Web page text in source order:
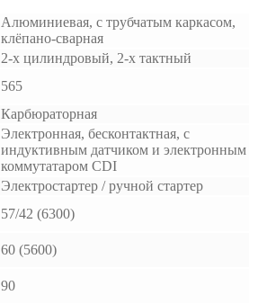
Алюминиевая, с трубчатым каркасом,
клёпано-сварная
2-х цилиндровый, 2-х тактный
565
Карбюраторная
Электронная, бесконтактная, с
индуктивным датчиком и электронным
коммутатаром CDI
Электростартер / ручной стартер
57/42 (6300)
60 (5600)
90